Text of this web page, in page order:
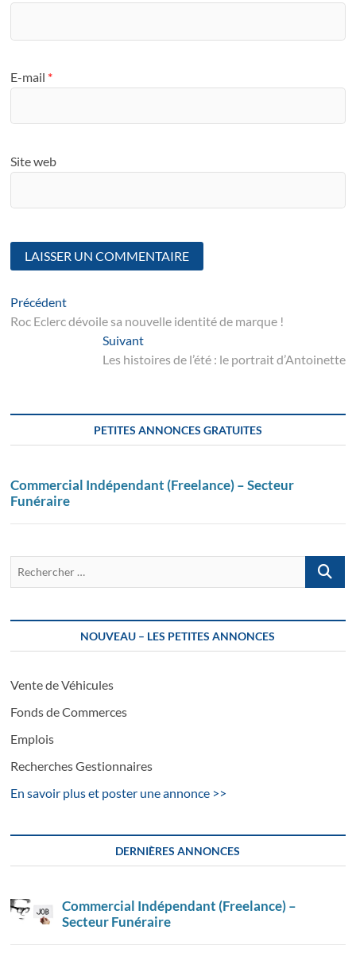
E-mail *
Site web
Navigation
de
PrécédentArticle
suivant
Roc Eclerc dévoile sa nouvelle identité de marque !
SuivantSuivant
post:
Les histoires de l’été : le portrait d’Antoinette
PETITES ANNONCES GRATUITES
Commercial Indépendant (Freelance) – Secteur
Funéraire
…
NOUVEAU – LES PETITES ANNONCES
Vente de Véhicules
Fonds de Commerces
Emplois
Recherches Gestionnaires
En savoir plus et poster une annonce >>
DERNIÈRES ANNONCES
Commercial Indépendant (Freelance) –
Secteur Funéraire